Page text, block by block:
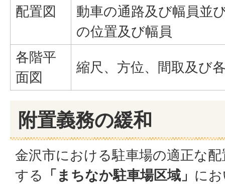
配置図
動車の通路及び幅員並
の位置及び幅員
各階平
面図
縮尺、方位、間取及び
附置義務の緩和
金沢市における駐車場の適正な
する
「まちなか駐車場区域」 に